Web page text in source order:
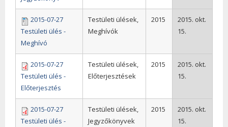
2015-07-27
Testületi ülés -
Meghívó
Testületi ülések,
Meghívók
2015
2015. okt.
15.
2015-07-27
Testületi ülés -
Előterjesztés
Testületi ülések,
Előterjesztések
2015
2015. okt.
15.
2015-07-27
Testületi ülés -
Testületi ülések,
Jegyzőkönyvek
2015
2015. okt.
15.